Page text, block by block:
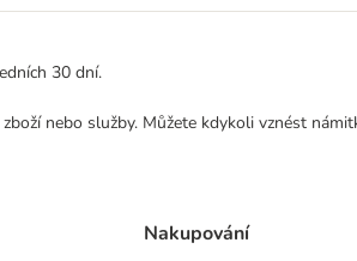
30 dní.
nebo služby. Můžete kdykoli vznést
Nakupování